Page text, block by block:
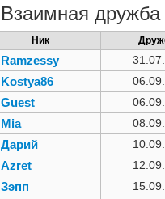
Взаимная дружба
Ник
Ramzessy
Kostya86
Guest
Mia
Дарий
Azret
Зэпп